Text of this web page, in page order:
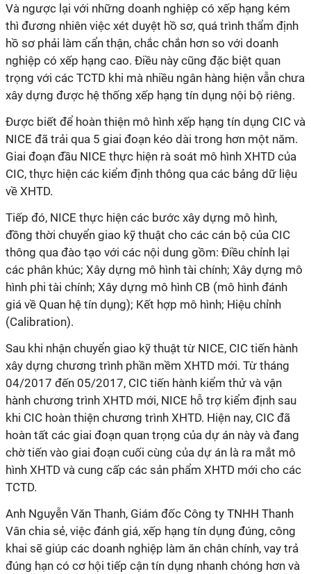
Và ngược lại với những doanh nghiệp có xếp hạng kém
thì đương nhiên việc xét duyệt hồ sơ, quá trình thẩm định
hồ sơ phải làm cẩn thận, chắc chắn hơn so với doanh
nghiệp có xếp hạng cao. Điều này cũng đặc biệt quan
trọng với các TCTD khi mà nhiều ngân hàng hiện vẫn chưa
xây dựng được hệ thống xếp hạng tín dụng nội bộ riêng.
Được biết để hoàn thiện mô hình xếp hạng tín dụng CIC và
NICE đã trải qua 5 giai đoạn kéo dài trong hơn một năm.
Giai đoạn đầu NICE thực hiện rà soát mô hình XHTD của
CIC, thực hiện các kiểm định thông qua các bảng dữ liệu
về XHTD.
Tiếp đó, NICE thực hiện các bước xây dựng mô hình,
đồng thời chuyển giao kỹ thuật cho các cán bộ của CIC
thông qua đào tạo với các nội dung gồm: Điều chỉnh lại
các phân khúc; Xây dựng mô hình tài chính; Xây dựng mô
hình phi tài chính; Xây dựng mô hình CB (mô hình đánh
giá về Quan hệ tín dụng); Kết hợp mô hình; Hiệu chỉnh
(Calibration).
Sau khi nhận chuyển giao kỹ thuật từ NICE, CIC tiến hành
xây dựng chương trình phần mềm XHTD mới. Từ tháng
04/2017 đến 05/2017, CIC tiến hành kiểm thử và vận
hành chương trình XHTD mới, NICE hỗ trợ kiểm định sau
khi CIC hoàn thiện chương trình XHTD. Hiện nay, CIC đã
hoàn tất các giai đoạn quan trọng của dự án này và đang
chờ tiến vào giai đoạn cuối cùng của dự án là ra mắt mô
hình XHTD và cung cấp các sản phẩm XHTD mới cho các
TCTD.
Anh Nguyễn Văn Thanh, Giám đốc Công ty TNHH Thanh
Vân chia sẻ, việc đánh giá, xếp hạng tín dụng đúng, công
khai sẽ giúp các doanh nghiệp làm ăn chân chính, vay trả
đúng hạn có cơ hội tiếp cận tín dụng nhanh chóng hơn và